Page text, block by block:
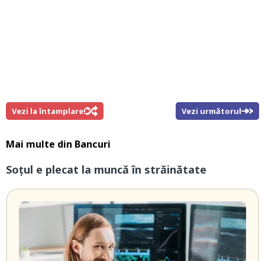
Vezi la întamplare! Vezi următorul
Mai multe din Bancuri
Soțul e plecat la muncă în străinătate